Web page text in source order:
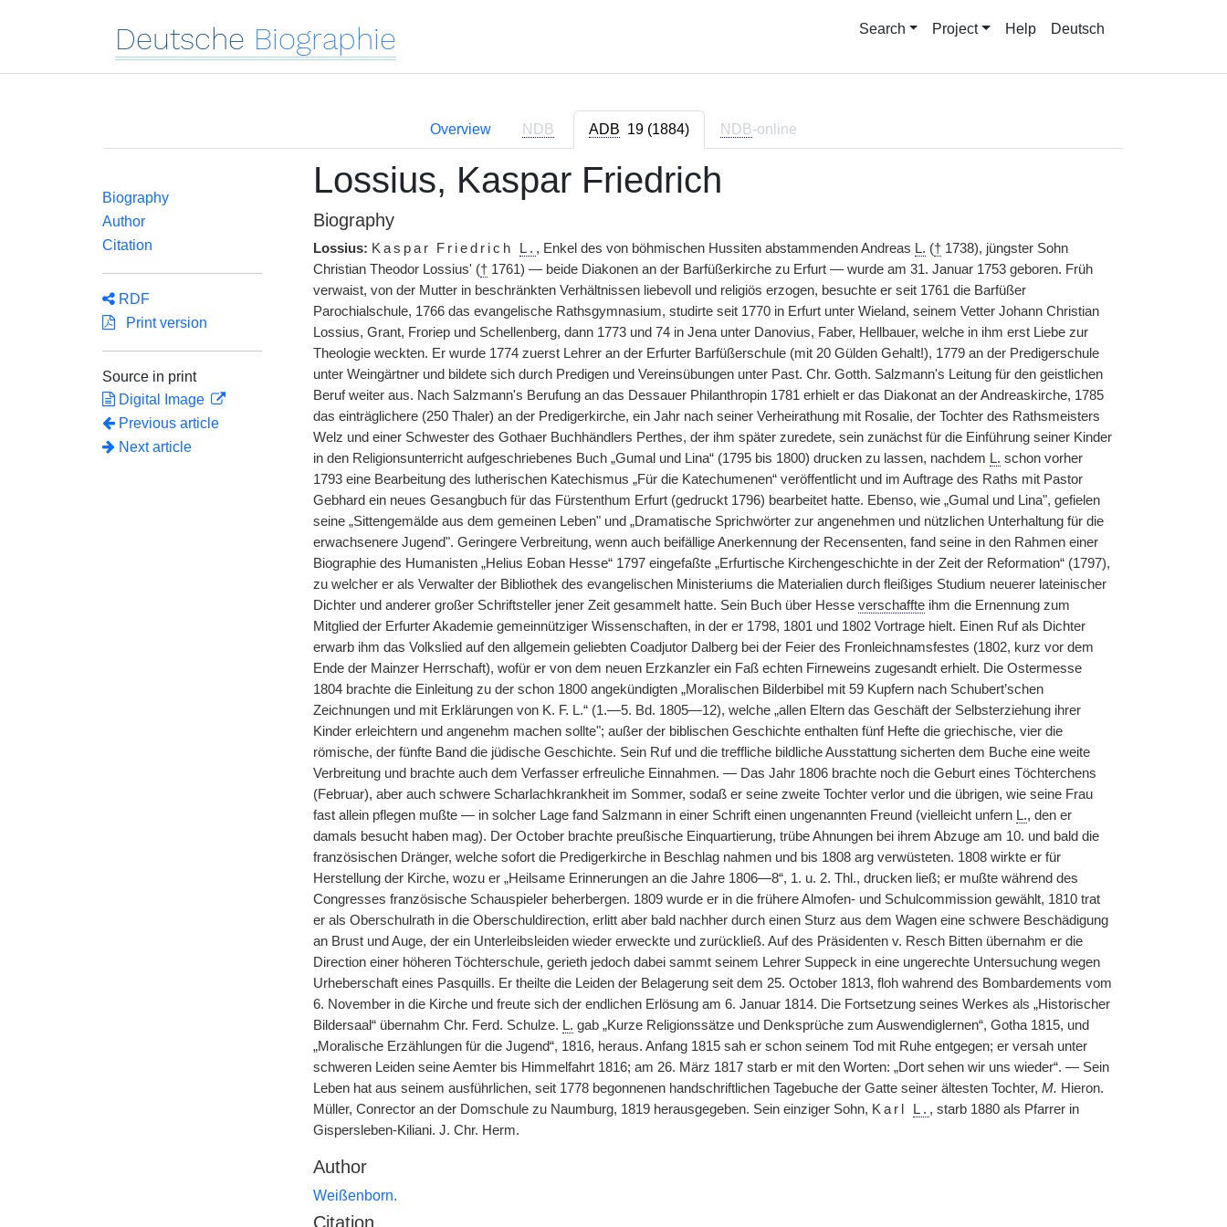
Deutsche Biographie Search Project Help Deutsch
Overview NDB ADB 19 (1884) NDB-online
Biography
Author
Citation
RDF
Print version
Source in print
Digital Image
Previous article
Next article
Lossius, Kaspar Friedrich
Biography
Lossius: Kaspar Friedrich L. , Enkel des von böhmischen Hussiten abstammenden Andreas L. († 1738), jüngster Sohn
Christian Theodor Lossius' (†1761) — beide Diakonen an der Barfüßerkirche zu Erfurt — wurde am 31. Januar 1753 geboren. Früh
verwaist, von der Mutter in beschränkten Verhältnissen liebevoll und religiös erzogen, besuchte er seit 1761 die Barfüßer
Parochialschule, 1766 das evangelische Rathsgymnasium, studirte seit 1770 in Erfurt unter Wieland, seinem Vetter Johann Christian
Lossius, Grant, Froriep und Schellenberg, dann 1773 und 74 in Jena unter Danovius, Faber, Hellbauer, welche in ihm erst Liebe zur
Theologie weckten. Er wurde 1774 zuerst Lehrer an der Erfurter Barfüßerschule (mit 20 Gülden Gehalt!), 1779 an der Predigerschule
unter Weingärtner und bildete sich durch Predigen und Vereinsübungen unter Past. Chr. Gotth. Salzmann's Leitung für den geistlichen
Beruf weiter aus. Nach Salzmann's Berufung an das Dessauer Philanthropin 1781 erhielt er das Diakonat an der Andreaskirche, 1785
das einträglichere (250 Thaler) an der Predigerkirche, ein Jahr nach seiner Verheirathung mit Rosalie, der Tochter des Rathsmeisters
Welz und einer Schwester des Gothaer Buchhändlers Perthes, der ihm später zuredete, sein zunächst für die Einführung seiner Kinder
in den Religionsunterricht aufgeschriebenes Buch „Gumal und Lina“ (1795 bis 1800) drucken zu lassen, nachdem L. schon vorher
1793 eine Bearbeitung des lutherischen Katechismus „Für die Katechumenen“ veröffentlicht und im Auftrage des Raths mit Pastor
Gebhard ein neues Gesangbuch für das Fürstenthum Erfurt (gedruckt 1796) bearbeitet hatte. Ebenso, wie „Gumal und Lina", gefielen
seine „Sittengemälde aus dem gemeinen Leben" und „Dramatische Sprichwörter zur angenehmen und nützlichen Unterhaltung für die
erwachsenere Jugend". Geringere Verbreitung, wenn auch beifällige Anerkennung der Recensenten, fand seine in den Rahmen einer
Biographie des Humanisten „Helius Eoban Hesse“ 1797 eingefaßte „Erfurtische Kirchengeschichte in der Zeit der Reformation“ (1797),
zu welcher er als Verwalter der Bibliothek des evangelischen Ministeriums die Materialien durch fleißiges Studium neuerer lateinischer
Dichter und anderer großer Schriftsteller jener Zeit gesammelt hatte. Sein Buch über Hesse verschaffteihm die Ernennung zum
Mitglied der Erfurter Akademie gemeinnütziger Wissenschaften, in der er 1798, 1801 und 1802 Vortrage hielt. Einen Ruf als Dichter
erwarb ihm das Volkslied auf den allgemein geliebten Coadjutor Dalberg bei der Feier des Fronleichnamsfestes (1802, kurz vor dem
Ende der Mainzer Herrschaft), wofür er von dem neuen Erzkanzler ein Faß echten Firneweins zugesandt erhielt. Die Ostermesse
1804 brachte die Einleitung zu der schon 1800 angekündigten „Moralischen Bilderbibel mit 59 Kupfern nach Schubert’schen
Zeichnungen und mit Erklärungen von K. F. L.“ (1.—5. Bd. 1805—12), welche „allen Eltern das Geschäft der Selbsterziehung ihrer
Kinder erleichtern und angenehm machen sollte"; außer der biblischen Geschichte enthalten fünf Hefte die griechische, vier die
römische, der fünfte Band die jüdische Geschichte. Sein Ruf und die treffliche bildliche Ausstattung sicherten dem Buche eine weite
Verbreitung und brachte auch dem Verfasser erfreuliche Einnahmen. — Das Jahr 1806 brachte noch die Geburt eines Töchterchens
(Februar), aber auch schwere Scharlachkrankheit im Sommer, sodaß er seine zweite Tochter verlor und die übrigen, wie seine Frau
fast allein pflegen mußte — in solcher Lage fand Salzmann in einer Schrift einen ungenannten Freund (vielleicht unfern L., den er
damals besucht haben mag). Der October brachte preußische Einquartierung, trübe Ahnungen bei ihrem Abzuge am 10. und bald die
französischen Dränger, welche sofort die Predigerkirche in Beschlag nahmen und bis 1808 arg verwüsteten. 1808 wirkte er für
Herstellung der Kirche, wozu er „Heilsame Erinnerungen an die Jahre 1806—8“, 1. u. 2. Thl., drucken ließ; er mußte während des
Congresses französische Schauspieler beherbergen. 1809 wurde er in die frühere Almofen- und Schulcommission gewählt, 1810 trat
er als Oberschulrath in die Oberschuldirection, erlitt aber bald nachher durch einen Sturz aus dem Wagen eine schwere Beschädigung
an Brust und Auge, der ein Unterleibsleiden wieder erweckte und zurückließ. Auf des Präsidenten v. Resch Bitten übernahm er die
Direction einer höheren Töchterschule, gerieth jedoch dabei sammt seinem Lehrer Suppeck in eine ungerechte Untersuchung wegen
Urheberschaft eines Pasquills. Er theilte die Leiden der Belagerung seit dem 25. October 1813, floh wahrend des Bombardements vom
6. November in die Kirche und freute sich der endlichen Erlösung am 6. Januar 1814. Die Fortsetzung seines Werkes als „Historischer
Bildersaal“ übernahm Chr. Ferd. Schulze. L. gab „Kurze Religionssätze und Denksprüche zum Auswendiglernen“, Gotha 1815, und
„Moralische Erzählungen für die Jugend“, 1816, heraus. Anfang 1815 sah er schon seinem Tod mit Ruhe entgegen; er versah unter
schweren Leiden seine Aemter bis Himmelfahrt 1816; am 26. März 1817 starb er mit den Worten: „Dort sehen wir uns wieder“. — Sein
Leben hat aus seinem ausführlichen, seit 1778 begonnenen handschriftlichen Tagebuche der Gatte seiner ältesten Tochter, M. Hieron.
Müller, Conrector an der Domschule zu Naumburg, 1819 herausgegeben. Sein einziger Sohn, Karl L. , starb 1880 als Pfarrer in
Gispersleben-Kiliani. J. Chr. Herm.
Author
Weißenborn.
Citation